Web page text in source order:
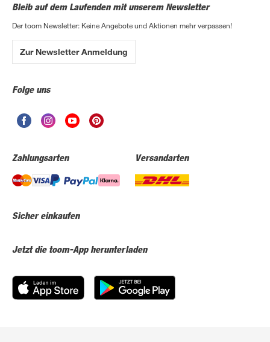
Bleib auf dem Laufenden mit unserem Newsletter
Der toom Newsletter: Keine Angebote und Aktionen mehr verpassen!
Zur Newsletter Anmeldung
Folge uns
Zahlungsarten Versandarten
Sicher einkaufen
Jetzt die toom-App herunterladen